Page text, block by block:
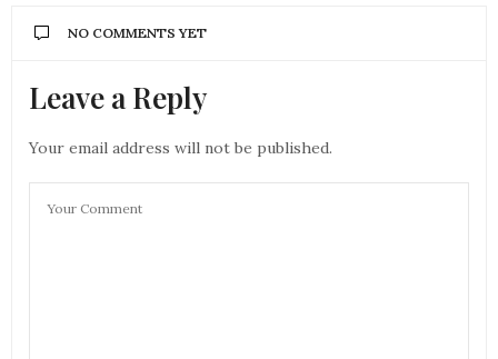
NO COMMENTS YET
Leave a Reply
Your email address will not be published.